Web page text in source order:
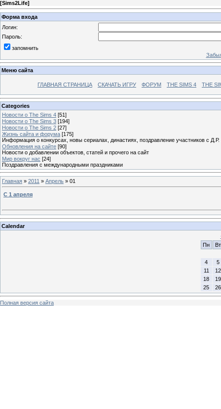
[Sims2Life]
Форма входа
Логин:
Пароль:
запомнить
Меню сайта
ГЛАВНАЯ СТРАНИЦА СКАЧАТЬ ИГРУ ФОРУМ THE SIMS 4 THE
Categories
Новости о The Sims 4 [51]
Новости о The Sims 3 [194]
Новости о The Sims 2 [27]
Жизнь сайта и форума [175]
Информация о конкурсах, новы сериалах, династиях, поздравление участников с Д.Р.
Обновления на сайте [90]
Новости о добавлении объектов, статей и прочего на сайт
Мир вокруг нас [24]
Поздравления с международными праздниками
Главная » 2011 » Апрель » 01
С 1 апреля
Calendar
Пн
Вт
4
5
11
12
18
19
25
26
Полная версия сайта